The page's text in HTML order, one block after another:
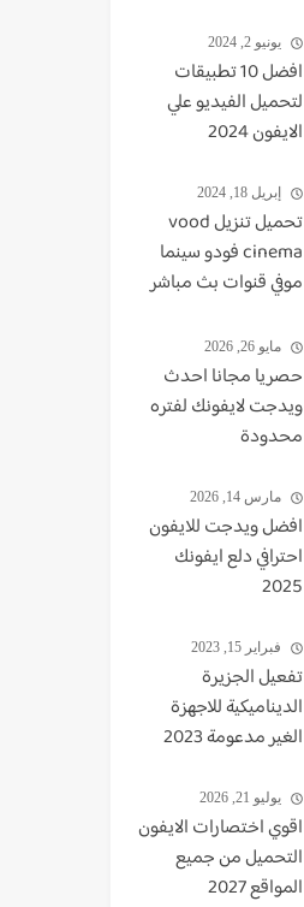
يونيو 2, 2024
افضل 10 تطبيقات
لتحميل الفيديو علي
الايفون 2024
إبريل 18, 2024
تحميل تنزيل vood
cinema فودو سينما
موفي قنوات بث مباشر
مايو 26, 2026
حصريا مجانا احدث
ويدجت لايفونك لفتره
محدودة
مارس 14, 2026
افضل ويدجت للايفون
احترافي دلع ايفونك
2025
فبراير 15, 2023
تفعيل الجزيرة
الديناميكية للاجهزة
الغير مدعومة 2023
يوليو 21, 2026
اقوي اختصارات الايفون
التحميل من جميع
المواقع 2027